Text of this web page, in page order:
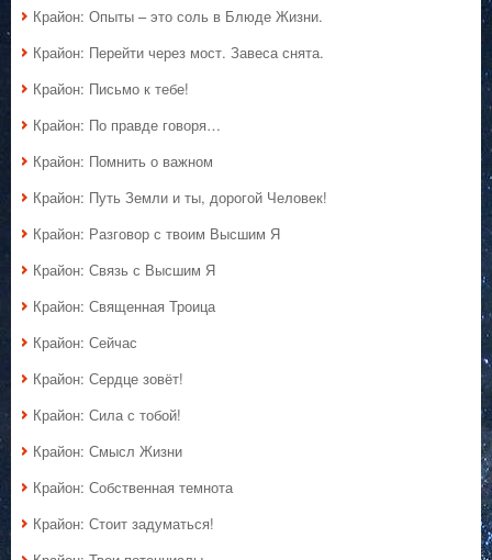
Крайон: Опыты – это соль в Блюде Жизни.
Крайон: Перейти через мост. Завеса снята.
Крайон: Письмо к тебе!
Крайон: По правде говоря…
Крайон: Помнить о важном
Крайон: Путь Земли и ты, дорогой Человек!
Крайон: Разговор с твоим Высшим Я
Крайон: Связь с Высшим Я
Крайон: Священная Троица
Крайон: Сейчас
Крайон: Сердце зовёт!
Крайон: Сила с тобой!
Крайон: Смысл Жизни
Крайон: Собственная темнота
Крайон: Стоит задуматься!